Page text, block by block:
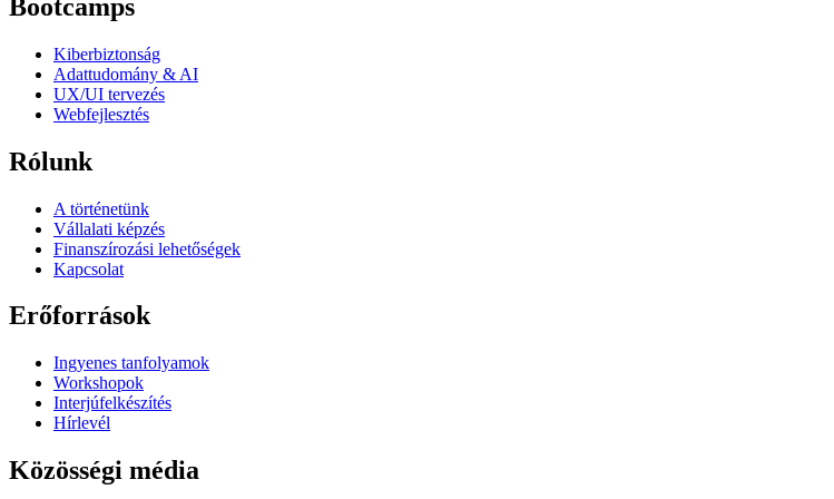
Bootcamps
Kiberbiztonság
Adattudomány & AI
UX/UI tervezés
Webfejlesztés
Rólunk
A történetünk
Vállalati képzés
Finanszírozási lehetőségek
Kapcsolat
Erőforrások
Ingyenes tanfolyamok
Workshopok
Interjúfelkészítés
Hírlevél
Közösségi média